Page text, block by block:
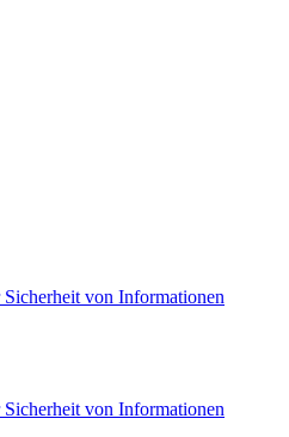
von Informationen
von Informationen